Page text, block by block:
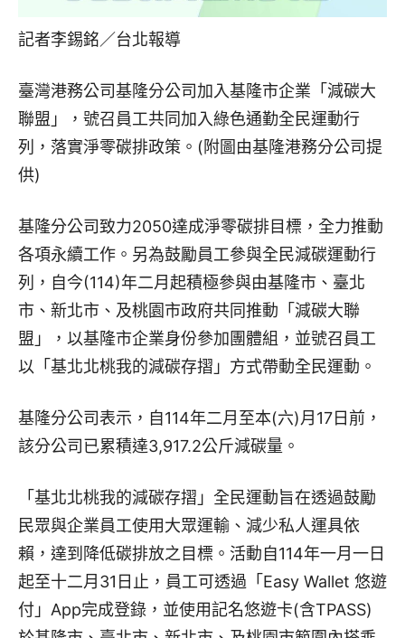
記者李錫銘／台北報導
臺灣港務公司基隆分公司加入基隆市企業「減碳大
聯盟」，號召員工共同加入綠色通勤全民運動行
列，落實淨零碳排政策。(附圖由基隆港務分公司提
供)
基隆分公司致力2050達成淨零碳排目標，全力推動
各項永續工作。另為鼓勵員工參與全民減碳運動行
列，自今(114)年二月起積極參與由基隆市、臺北
市、新北市、及桃園市政府共同推動「減碳大聯
盟」，以基隆市企業身份參加團體組，並號召員工
以「基北北桃我的減碳存摺」方式帶動全民運動。
基隆分公司表示，自114年二月至本(六)月17日前，
該分公司已累積達3,917.2公斤減碳量。
「基北北桃我的減碳存摺」全民運動旨在透過鼓勵
民眾與企業員工使用大眾運輸、減少私人運具依
賴，達到降低碳排放之目標。活動自114年一月一日
起至十二月31日止，員工可透過「Easy Wallet 悠遊
付」App完成登錄，並使用記名悠遊卡(含TPASS)